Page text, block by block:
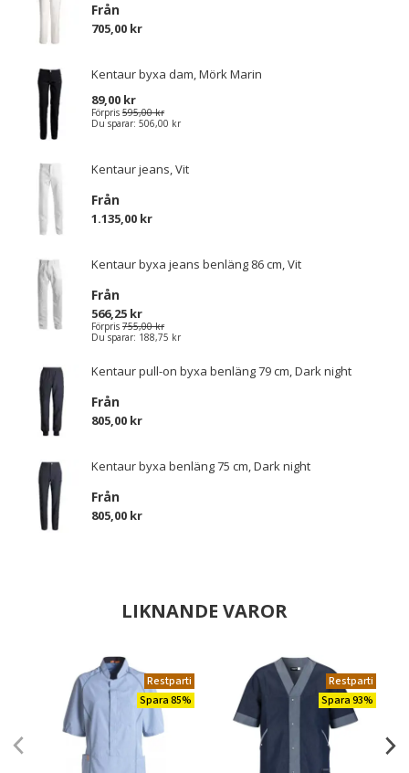
Från
705,00 kr
Kentaur byxa dam, Mörk Marin
89,00 kr
Förpris 595,00 kr
Du sparar: 506,00 kr
Kentaur jeans, Vit
Från
1.135,00 kr
Kentaur byxa jeans benläng 86 cm, Vit
Från
566,25 kr
Förpris 755,00 kr
Du sparar: 188,75 kr
Kentaur pull-on byxa benläng 79 cm, Dark night
Från
805,00 kr
Kentaur byxa benläng 75 cm, Dark night
Från
805,00 kr
LIKNANDE VAROR
Restparti
Spara 85%
Restparti
Spara 93%